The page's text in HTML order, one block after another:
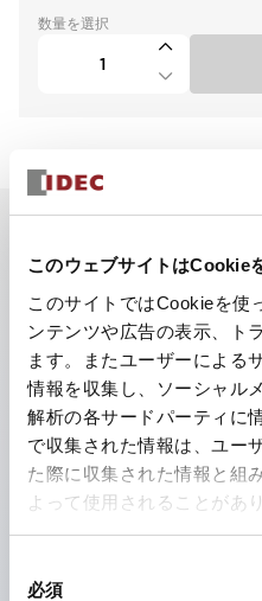
このウェブサイトはCookie
このサイトではCookieを使
ンテンツや広告の表示、ト
ます。またユーザーによる
情報を収集し、ソーシャル
解析の各サードパーティに
で収集された情報は、ユー
た際に収集された情報と組
よって使用されることがあ
必須
数量を選択
主な特長
業界初！ひとつで6色の役
更の場合でもレンズのみ
更・在庫管理の工数削減
製品です。
新LEDで視認性がアップ
応
電線がぬけにくく、振動時